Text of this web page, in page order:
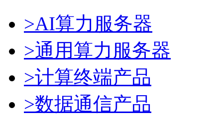
>AI算力服务器
>通用算力服务器
>计算终端产品
>数据通信产品